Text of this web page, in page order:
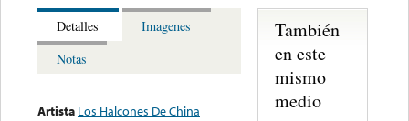
Detalles
Imagenes
Notas
Artista Los Halcones De China
También
en este
mismo
medio